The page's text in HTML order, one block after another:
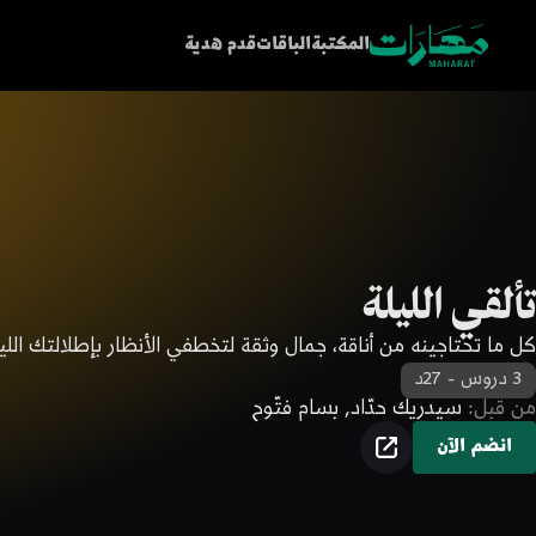
المكتبةالباقاتقدم هدية
تألقي الليلة
كل ما تحتاجينه من أناقة، جمال وثقة لتخطفي الأنظار بإطلالتك
3 دروس - 27د
من قبل: سيدريك حدّاد, بسام فتّوح
انضم الآن